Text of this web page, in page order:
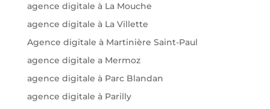
agence digitale à La Mouche
agence digitale à La Villette
Agence digitale à Martinière Saint-Paul
agence digitale a Mermoz
agence digitale à Parc Blandan
agence digitale à Parilly